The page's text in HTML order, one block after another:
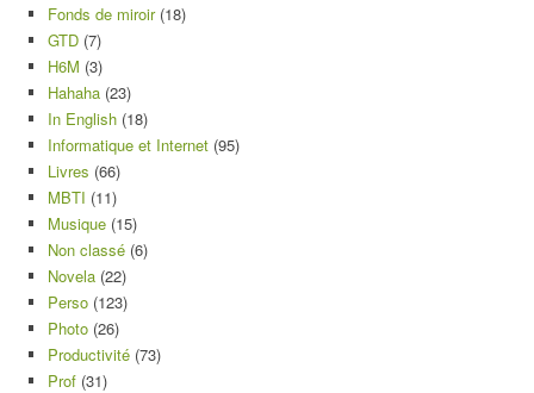
Fonds de miroir(18)
GTD (7)
H6M (3)
Hahaha (23)
In English (18)
Informatique et Internet (95)
Livres (66)
MBTI (11)
Musique (15)
Non classé (6)
Novela (22)
Perso (123)
Photo (26)
Productivité (73)
Prof (31)